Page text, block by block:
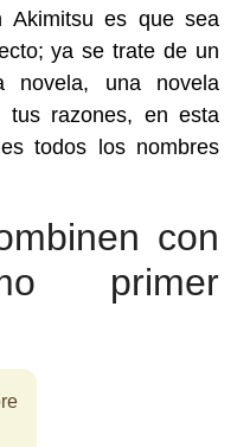
Akimitsu es que sea
ya se trate de un
novela, una novela
razones, en esta
todos los nombres
con
primer